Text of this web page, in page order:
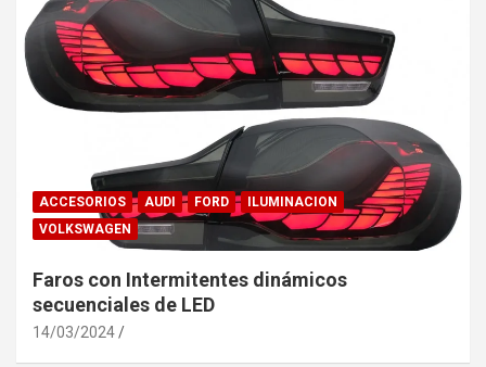
ACCESORIOS AUDI FORD
ILUMINACION
VOLKSWAGEN
Faros con Intermitentes dinámicos
secuenciales de LED
14/03/2024